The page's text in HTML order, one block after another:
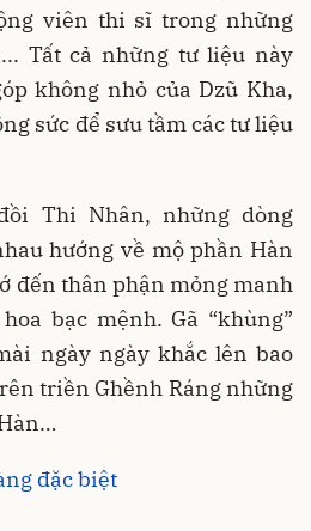
viên thi sĩ trong những
Tất cả những tư liệu này
không nhỏ của Dzũ Kha,
sức để sưu tầm các tư liệu
Thi Nhân, những dòng
hướng về mộ phần Hàn
đến thân phận mỏng manh
bạc mệnh. Gã “khùng”
ngày ngày khắc lên bao
triền Ghềnh Ráng những
đặc biệt